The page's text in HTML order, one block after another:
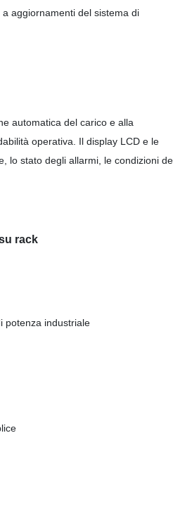
aggiornamenti del sistema di
automatica del carico e alla
operativa. Il display LCD e le
lo stato degli allarmi, le condizioni
rack
potenza industriale